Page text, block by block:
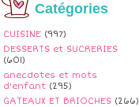
Catégories
CUISINE (997)
DESSERTS et SUCRERIES
(601)
anecdotes et mots
d'enfant (295)
GATEAUX ET BRIOCHES (266)